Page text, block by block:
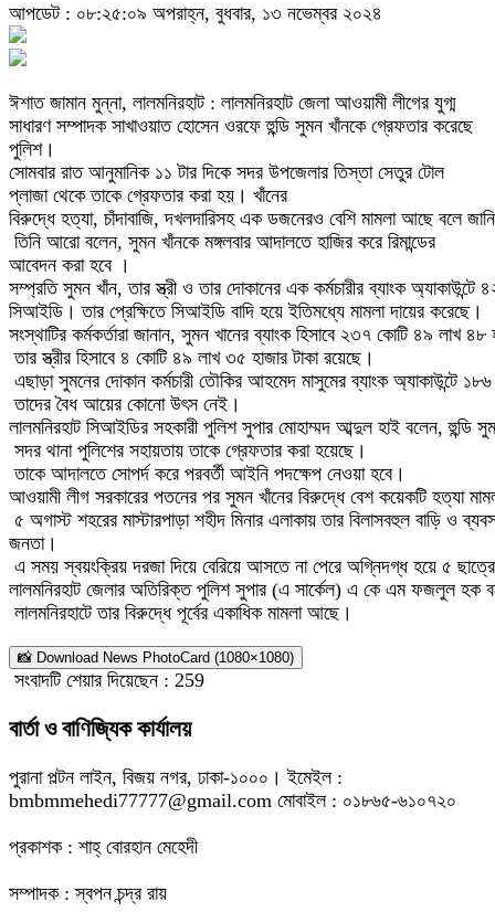
আপডেট : ০৮:২৫:০৯ অপরাহ্ন, বুধবার, ১৩ নভেম্বর ২০২৪
ঈশাত জামান মুন্না, লালমনিরহাট : লালমনিরহাট জেলা আওয়ামী লীগের যুগ্ম
সাধারণ সম্পাদক সাখাওয়াত হোসেন ওরফে হুন্ডি সুমন খাঁনকে গ্রেফতার করেছে
পুলিশ।
সোমবার রাত আনুমানিক ১১ টার দিকে সদর উপজেলার তিস্তা সেতুর টোল
প্লাজা থেকে তাকে গ্রেফতার করা হয়। খাঁনের
বিরুদ্ধে হত্যা, চাঁদাবাজি, দখলদারিসহ এক ডজনেরও বেশি মামলা আছে বলে
তিনি আরো বলেন, সুমন খাঁনকে মঙ্গলবার আদালতে হাজির করে রিমান্ডের
আবেদন করা হবে ।
সম্প্রতি সুমন খাঁন, তার স্ত্রী ও তার দোকানের এক কর্মচারীর ব্যাংক
সিআইডি। তার প্রেক্ষিতে সিআইডি বাদি হয়ে ইতিমধ্যে মামলা দায়ের করেছে।
সংস্থাটির কর্মকর্তারা জানান, সুমন খানের ব্যাংক হিসাবে ২৩৭ কোটি ৪৯ লাখ
তার স্ত্রীর হিসাবে ৪ কোটি ৪৯ লাখ ৩৫ হাজার টাকা রয়েছে।
এছাড়া সুমনের দোকান কর্মচারী তৌকির আহমেদ মাসুমের ব্যাংক অ্যাকাউন্টে
তাদের বৈধ আয়ের কোনো উৎস নেই।
লালমনিরহাট সিআইডির সহকারী পুলিশ সুপার মোহাম্মদ আব্দুল হাই বলেন, হুন্ডি
সদর থানা পুলিশের সহায়তায় তাকে গ্রেফতার করা হয়েছে।
তাকে আদালতে সোপর্দ করে পরবর্তী আইনি পদক্ষেপ নেওয়া হবে।
আওয়ামী লীগ সরকারের পতনের পর সুমন খাঁনের বিরুদ্ধে বেশ কয়েকটি হত্যা
৫ অগাস্ট শহরের মাস্টারপাড়া শহীদ মিনার এলাকায় তার বিলাসবহুল বাড়ি ও
জনতা।
এ সময় স্বয়ংক্রিয় দরজা দিয়ে বেরিয়ে আসতে না পেরে অগ্নিদগ্ধ হয়ে ৫
লালমনিরহাট জেলার অতিরিক্ত পুলিশ সুপার (এ সার্কেল) এ কে এম ফজলুল হক
লালমনিরহাটে তার বিরুদ্ধে পূর্বের একাধিক মামলা আছে।
📸 Download News PhotoCard (1080×1080)
সংবাদটি শেয়ার দিয়েছেন : 259
বার্তা ও বাণিজ্যিক কার্যালয়
পুরানা পল্টন লাইন, বিজয় নগর, ঢাকা-১০০০। ইমেইল :
bmbmmehedi77777@gmail.com মোবাইল : ০১৮৬৫-৬১০৭২০
প্রকাশক : শাহ্ বোরহান মেহেদী
সম্পাদক : স্বপন চন্দ্র রায়